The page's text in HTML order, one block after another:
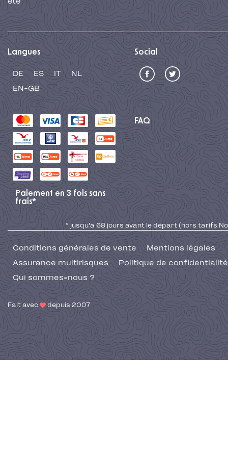
Langues
DE ES IT
NL
EN-GB
Social
FAQ
Paiement en 3 fois sans
frais*
* jusqu'à 68 jours avant le départ (hors tarifs No
Conditions générales de vente
Mentions légales
Assurance multirisques
Politique de confidentialité
Qui sommes-nous ?
Fait avec depuis 2007